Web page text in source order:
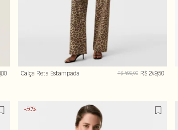
Calça Reta Estampada R$ 499,00 R$ 249,50
-50%